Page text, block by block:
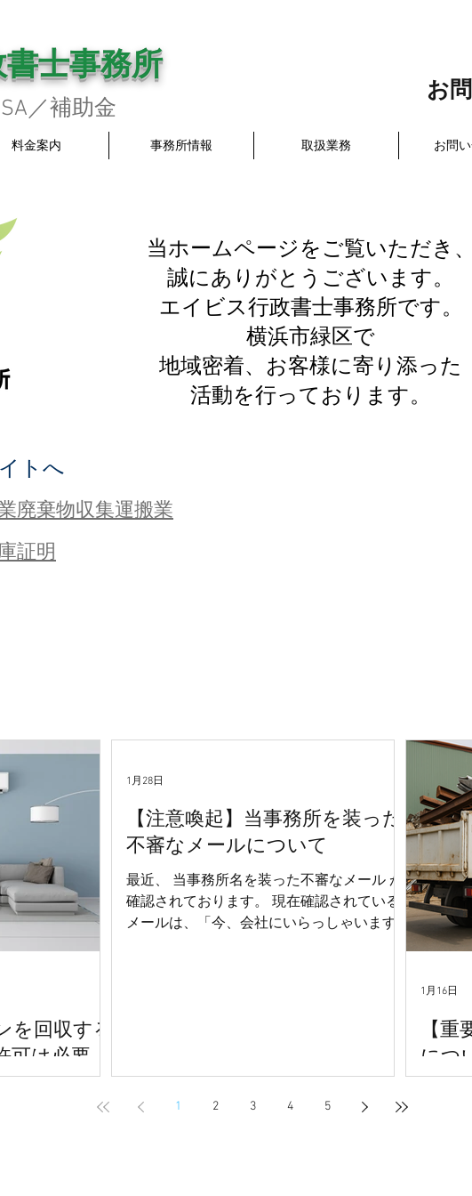
士事務所
お
／補助金
料金案内 事務所情報 取扱業務 お問
当ホームページをご覧いただき、
誠にありがとうございます。
エイビス行政書士事務所です。
横浜市緑区で
地域密着、お客様に寄り添った
活動を行っております。
トへ
廃棄物収集運搬業
証明
回収する
可は必要
工事を行う事業
【注意喚起】当事務所を装った
不審なメールについて
最近、 当事務所名を装った不審なメール が
確認されております。 現在確認されている
メールは、「今、会社にいらっしゃいます
ようなメールを受信された場合は、 返信・
は行わず、削除 していただきますようお願
1月28日
【
につ
要注
1月16日
1 2 3 4 5